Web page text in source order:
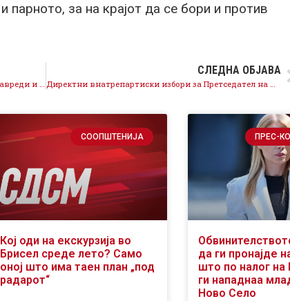
парното, за на крајот да се бори и против
СЛЕДНА ОБЈАВА
СООПШТЕНИЈА
Кој оди на екскурзија во
Брисел среде лето? Само
оној што има таен план „под
радарот“
ПРЕС-
да ги пронајде
што по налог на
ги нападнаа
Ново Село